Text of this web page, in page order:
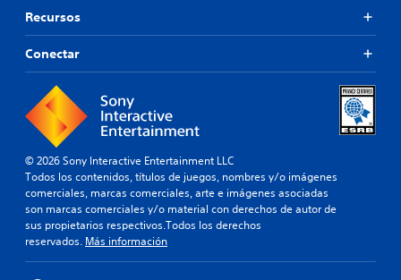
Recursos
Conectar
© 2026 Sony Interactive Entertainment LLC
Todos los contenidos, títulos de juegos, nombres y/o imágenes
comerciales, marcas comerciales, arte e imágenes asociadas
son marcas comerciales y/o material con derechos de autor de
sus propietarios respectivos.Todos los derechos
reservados. Más información